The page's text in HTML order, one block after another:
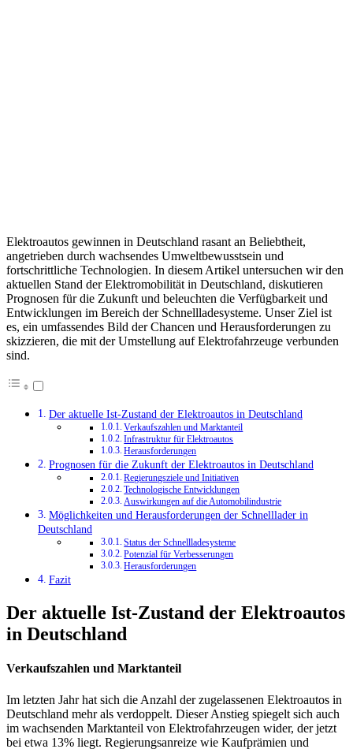
Elektroautos gewinnen in Deutschland rasant an Beliebtheit,
angetrieben durch wachsendes Umweltbewusstsein und
fortschrittliche Technologien. In diesem Artikel untersuchen wir den
aktuellen Stand der Elektromobilität in Deutschland, diskutieren
Prognosen für die Zukunft und beleuchten die Verfügbarkeit und
Entwicklungen im Bereich der Schnellladesysteme. Unser Ziel ist
es, ein umfassendes Bild der Chancen und Herausforderungen zu
skizzieren, die mit der Umstellung auf Elektrofahrzeuge verbunden
sind.
Der aktuelle Ist-Zustand der Elektroautos in Deutschland
Verkaufszahlen und Marktanteil
Infrastruktur für Elektroautos
Herausforderungen
Prognosen für die Zukunft der Elektroautos in Deutschland
Regierungsziele und Initiativen
Technologische Entwicklungen
Auswirkungen auf die Automobilindustrie
Möglichkeiten und Herausforderungen der Schnelllader in
Deutschland
Status der Schnellladesysteme
Potenzial für Verbesserungen
Herausforderungen
Fazit
Der aktuelle Ist-Zustand der Elektroautos
in Deutschland
Verkaufszahlen und Marktanteil
Im letzten Jahr hat sich die Anzahl der zugelassenen Elektroautos in
Deutschland mehr als verdoppelt. Dieser Anstieg spiegelt sich auch
im wachsenden Marktanteil von Elektrofahrzeugen wider, der jetzt
bei etwa 13% liegt. Regierungsanreize wie Kaufprämien und